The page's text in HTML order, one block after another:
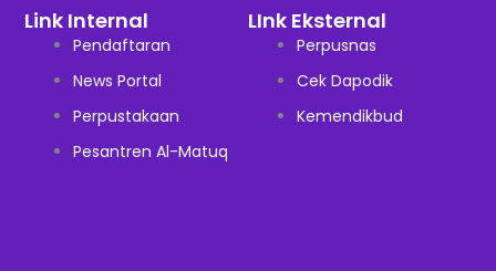
LInk Eksternal
Perpusnas
Cek Dapodik
Kemendikbud
Link Internal
Pendaftaran
News Portal
Perpustakaan
Pesantren Al-Matuq